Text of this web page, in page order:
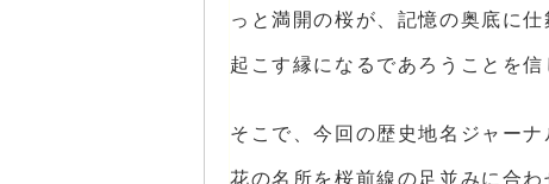
っと満開の桜が、記憶の奥底に
起こす縁になるであろうことを信
そこで、今回の歴史地名ジャー
花の名所を桜前線の足並みに合